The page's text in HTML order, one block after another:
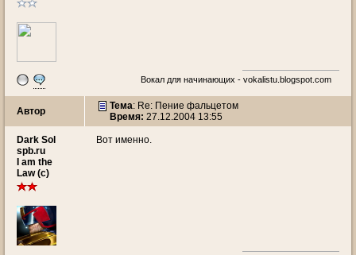
Вокал для начинающих - vokalistu.blogspot.com
Автор Тема: Re: Пение фальцетом
Время: 27.12.2004 13:55
Dark Sol
spb.ru
I am the
Law (c)
Вот именно.